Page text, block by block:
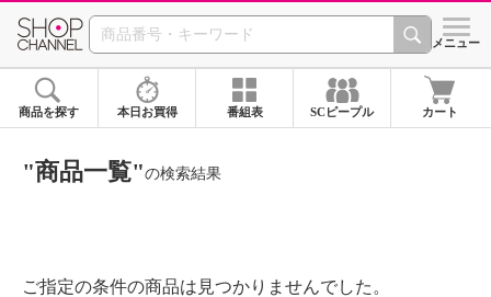
SHOP CHANNEL ショッ
メニュー
商品を探す 本日お買得 番組表 SCピープル カート
"商品一覧"の検索結果
ご指定の条件の商品は見つかりませんでした。